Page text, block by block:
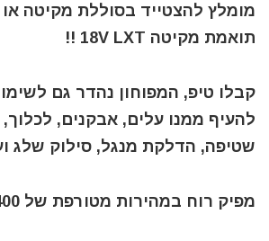
תואמת מקיטה 18V LXT !!
קבלו טיפ, המפוחון נהדר גם
להעיף ממנו עלים, אבקנים, לכלוך,
שטיפה, הדלקת מנגל, סילוק שלג
מפיק רוח במהירות מטורפת של 400 מטר לשניה